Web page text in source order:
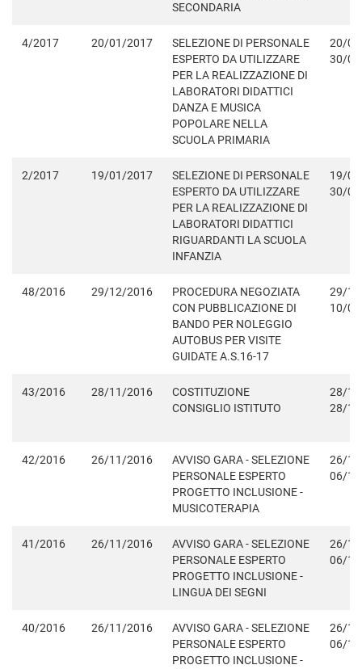
SECONDARIA
4/2017 20/01/2017
SELEZIONE DI PERSONALE
ESPERTO DA UTILIZZARE
PER LA REALIZZAZIONE DI
LABORATORI DIDATTICI
DANZA E MUSICA
POPOLARE NELLA
SCUOLA PRIMARIA
20/
30/
2/2017 19/01/2017
SELEZIONE DI PERSONALE
ESPERTO DA UTILIZZARE
PER LA REALIZZAZIONE DI
LABORATORI DIDATTICI
RIGUARDANTI LA SCUOLA
INFANZIA
19/
30/
48/2016 29/12/2016
PROCEDURA NEGOZIATA
CON PUBBLICAZIONE DI
BANDO PER NOLEGGIO
AUTOBUS PER VISITE
GUIDATE A.S.16-17
29/
10/
43/2016 28/11/2016
COSTITUZIONE
CONSIGLIO ISTITUTO
28/
28/
42/2016 26/11/2016
AVVISO GARA - SELEZIONE
PERSONALE ESPERTO
PROGETTO INCLUSIONE -
MUSICOTERAPIA
26/
06/
41/2016 26/11/2016
AVVISO GARA - SELEZIONE
PERSONALE ESPERTO
PROGETTO INCLUSIONE -
LINGUA DEI SEGNI
26/
06/
40/2016 26/11/2016
AVVISO GARA - SELEZIONE
PERSONALE ESPERTO
PROGETTO INCLUSIONE -
26/
06/